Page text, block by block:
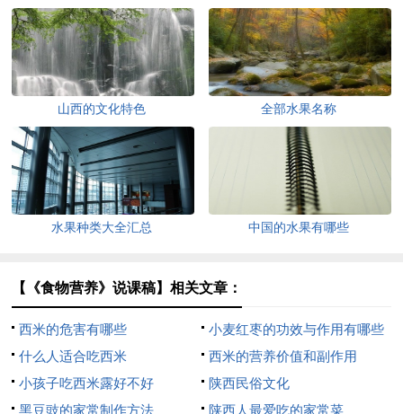
山西的文化特色 全部水果名称
水果种类大全汇总 中国的水果有哪些
【《食物营养》说课稿】相关文章：
西米的危害有哪些
小麦红枣的功效与作用有哪些
什么人适合吃西米
西米的营养价值和副作用
小孩子吃西米露好不好
陕西民俗文化
黑豆豉的家常制作方法
陕西人最爱吃的家常菜